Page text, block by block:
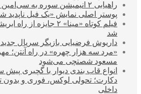
راهیابی ۲ انیمیشن سوره به سی‌امین جشنواره فیلم رود آیلند
پوستر اصلی نمایش «یک فیل
فیلم کوتاه «مینا» ۲
شد
داریوش فرضیایی بازیگر سریال
«مرد سه هزار چهره» در راه آنتن؛
مسعود شصتچی می‌شود
انواع قاب بندی دیوار با گچبری پیش
دکارت؛ تحولی لوکس، فوری و بدون
داخلی